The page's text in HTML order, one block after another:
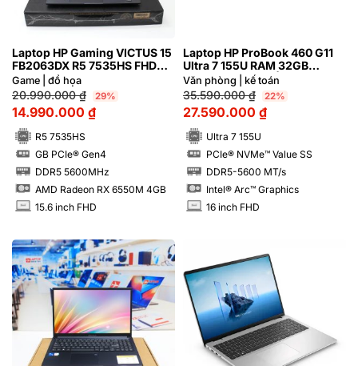
Laptop HP Gaming VICTUS 15
FB2063DX R5 7535HS FHD
AMD Radeon™ RX 6550M 4GB
Game | đồ họa
20.990.000₫ 29%
14.990.000 ₫
R5 7535HS
SSD GB PCIe® Gen4
DDR5 5600MHz
AMD Radeon RX 6550M 4GB
INCH 15.6 inch FHD
Laptop HP ProBook 460 G11
Ultra 7 155U RAM 32GB
M2.SSD 1TB FHD | Hàng xách
tay 99%
Văn phòng | kế toán
35.590.000₫ 22%
27.590.000 ₫
Ultra 7 155U
SSD PCIe® NVMe™ Value SS
DDR5-5600 MT/s
Intel® Arc™ Graphics
INCH 16 inch FHD